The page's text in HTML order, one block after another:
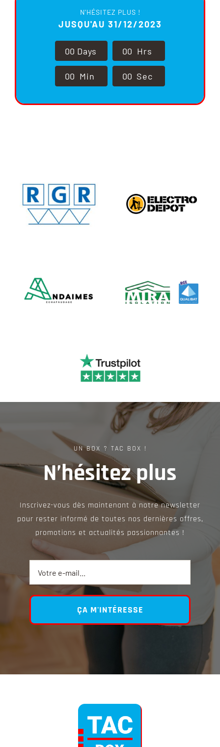
N'HÉSITEZ PLUS !
JUSQU'AU 31/12/2023
00 Days 00 Hrs
00 Min 00 Sec
UN BOX ? TAC BOX !
N’hésitez plus
Inscrivez-vous dès maintenant à notre newsletter
pour rester informé de toutes nos dernières offres,
promotions et actualités passionnantes !
ÇA M'INTÉRESSE